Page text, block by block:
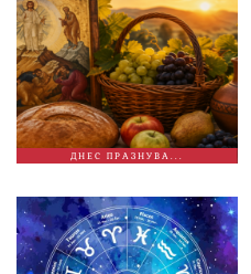
ДНЕС ПРАЗНУВА...